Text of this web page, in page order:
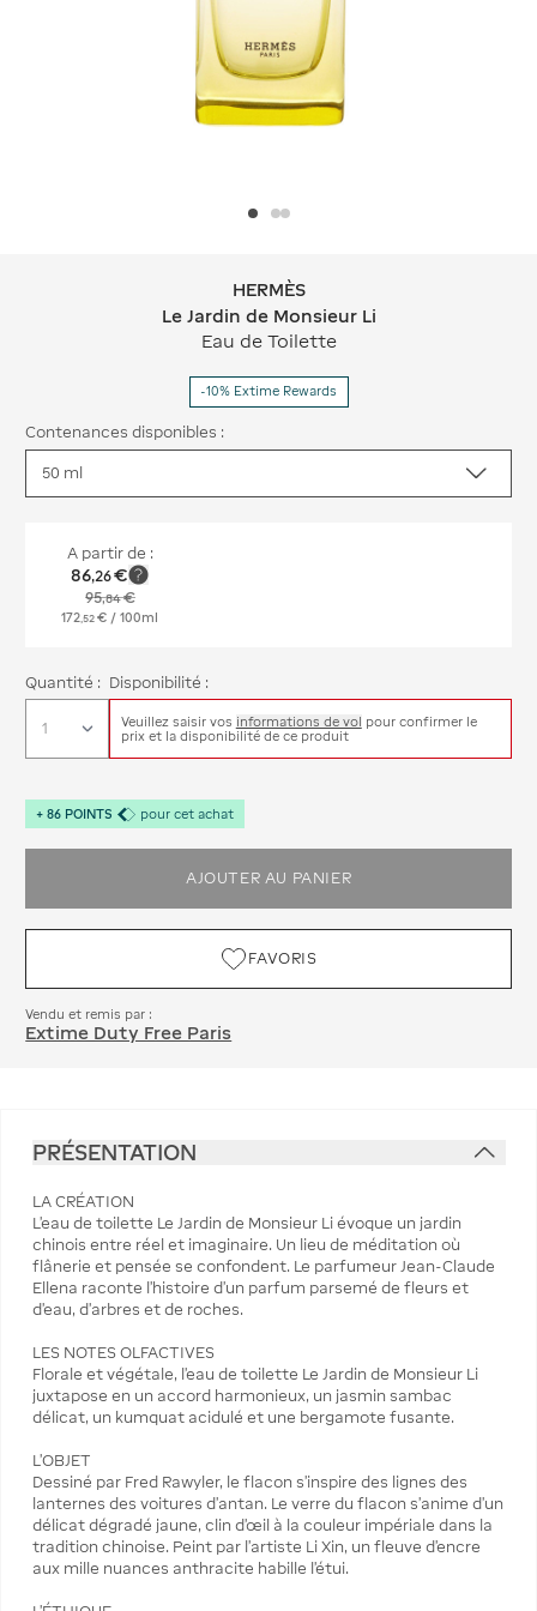
HERMÈS Le Jardin de Monsieur Li
HERMÈS
Le Jardin de Monsieur Li
Eau de Toilette
-10% Extime Rewards
Contenances disponibles :
A partir de :
86,26€
95,84€
172 52 € / 100ml
Quantité : Disponibilité :
Veuillez saisir vos informations de vol pour confirmer le
prix et la disponibilité de ce produit
+ 86 POINTS pour cet achat
AJOUTER AU PANIER
FAVORIS
Vendu et remis par :
Extime Duty Free Paris
PRÉSENTATION
LA CRÉATION
L'eau de toilette Le Jardin de Monsieur Li évoque un jardin
chinois entre réel et imaginaire. Un lieu de méditation où
flânerie et pensée se confondent. Le parfumeur Jean-Claude
Ellena raconte l'histoire d'un parfum parsemé de fleurs et
d'eau, d'arbres et de roches.
LES NOTES OLFACTIVES
Florale et végétale, l'eau de toilette Le Jardin de Monsieur Li
juxtapose en un accord harmonieux, un jasmin sambac
délicat, un kumquat acidulé et une bergamote fusante.
L'OBJET
Dessiné par Fred Rawyler, le flacon s'inspire des lignes des
lanternes des voitures d'antan. Le verre du flacon s'anime d'un
délicat dégradé jaune, clin d'œil à la couleur impériale dans la
tradition chinoise. Peint par l'artiste Li Xin, un fleuve d'encre
aux mille nuances anthracite habille l'étui.